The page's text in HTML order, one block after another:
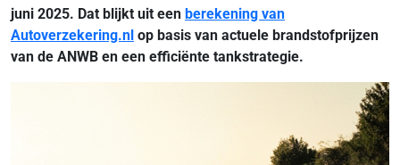
juni 2025. Dat blijkt uit een berekening van
Autoverzekering.nl op basis van actuele brandstofprijzen
van de ANWB en een efficiënte tankstrategie.